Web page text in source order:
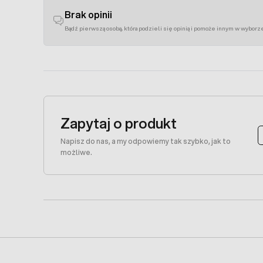
Brak opinii
Bądź pierwszą osobą, która podzieli się opinią i pomoże innym w
Zapytaj o produkt
Napisz do nas, a my odpowiemy tak szybko, jak to
możliwe.